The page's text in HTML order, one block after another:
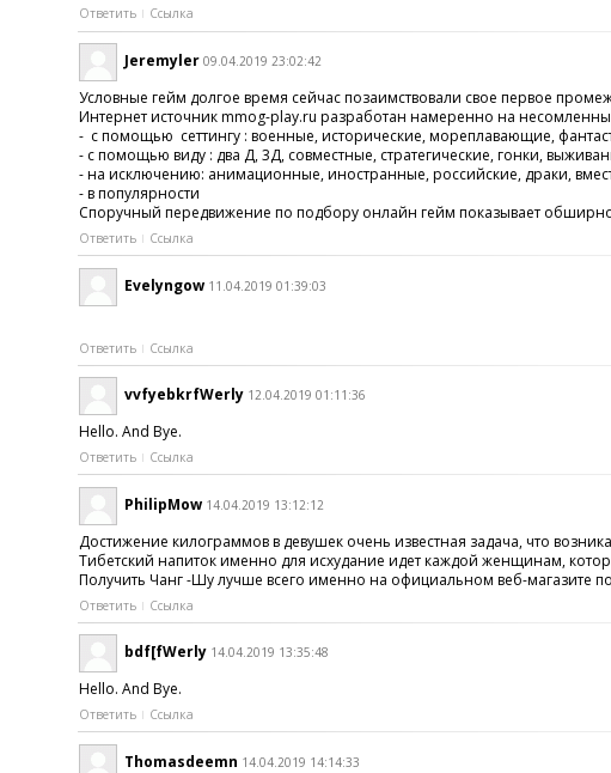
Ответить Ссылка
Jeremyler 09.04.2019 23:02:42
Условные гейм долгое время сейчас позаимствовали свое первое
Интернет источник mmog-play.ru разработан намеренно на
- с помощью сеттингу : военные, исторические, мореплавающие,
- с помощью виду : два Д, 3Д, совместные, стратегические, гонки,
- на исключению: анимационные, иностранные, российские, драки,
- в популярности
Споручный передвижение по подбору онлайн гейм показывает обширное
Ответить Ссылка
Evelyngow 11.04.2019 01:39:03
Ответить Ссылка
vvfyebkrfWerly 12.04.2019 01:11:36
Hello. And Bye.
Ответить Ссылка
PhilipMow 14.04.2019 13:12:12
Достижение килограммов в девушек очень известная задача, что
Тибетский напиток именно для исхудание идет каждой женщинам,
Получить Чанг -Шу лучше всего именно на официальном веб-магазите
Ответить Ссылка
bdf[fWerly 14.04.2019 13:35:48
Hello. And Bye.
Ответить Ссылка
Thomasdeemn 14.04.2019 14:14:33